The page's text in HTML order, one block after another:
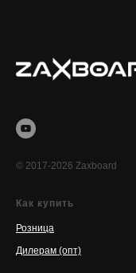
© 2017-2026 Zaxboard
Как купить
Розница
Дилерам (опт)